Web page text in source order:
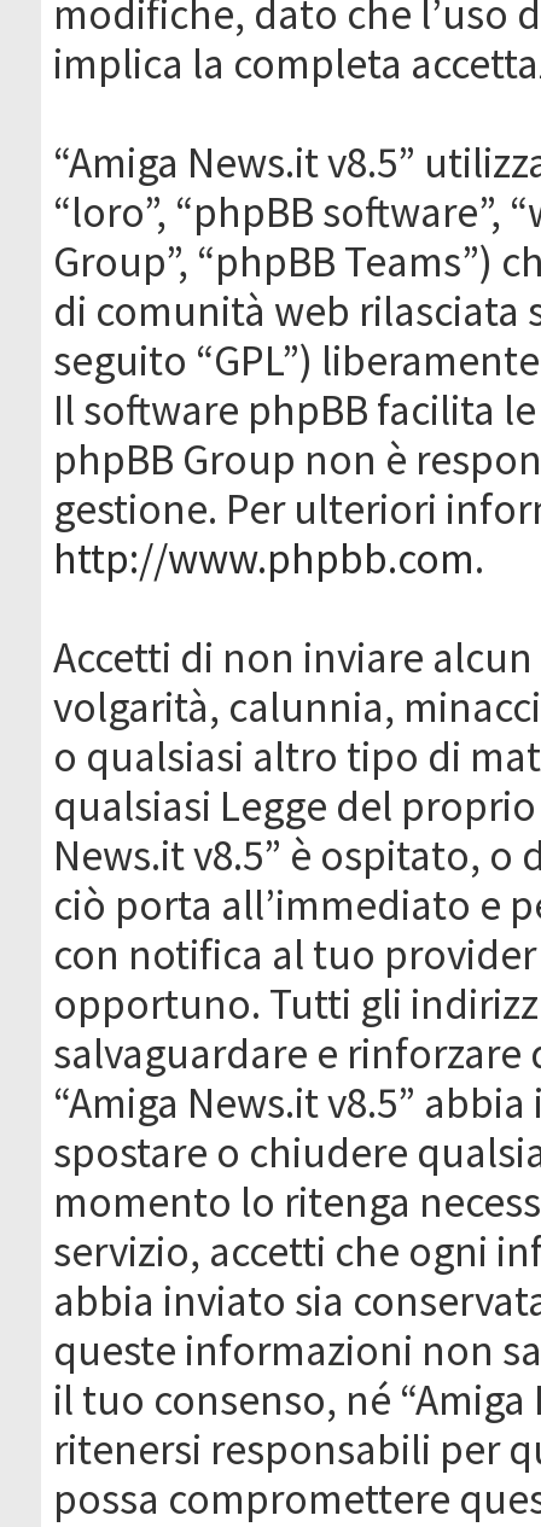
modifiche, dato che l’uso
implica la completa
“Amiga News.it v8.5”
“loro”, “phpBB software”,
Group”, “phpBB Teams”)
di comunità web rilasciata
seguito “GPL”)
Il software phpBB facilita
phpBB Group non è
gestione. Per ulteriori
http://www.phpbb.com.
Accetti di non inviare
volgarità, calunnia,
o qualsiasi altro tipo di
qualsiasi Legge del
News.it v8.5” è ospitato, o
ciò porta all’immediato e
con notifica al tuo
opportuno. Tutti gli
salvaguardare e
“Amiga News.it v8.5”
spostare o chiudere
momento lo ritenga
servizio, accetti che ogni
abbia inviato sia
queste informazioni non
il tuo consenso, né
ritenersi responsabili per
possa compromettere